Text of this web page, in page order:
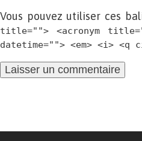
Vous pouvez utiliser ces
title=""> <acronym
datetime=""> <em> <i>